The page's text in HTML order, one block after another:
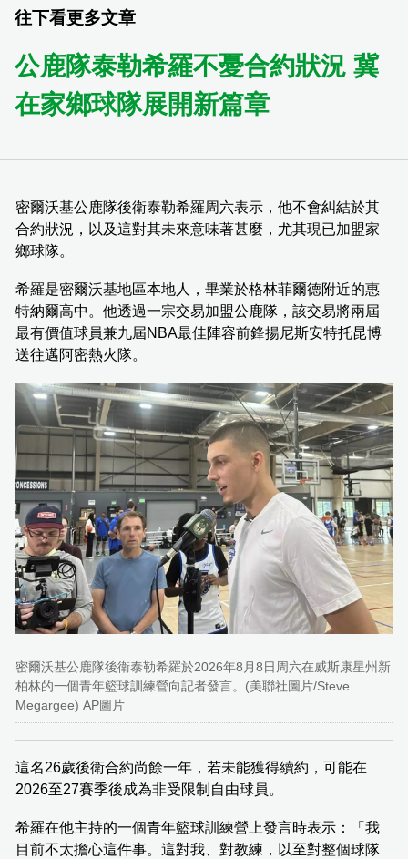
往下看更多文章
公鹿隊泰勒希羅不憂合約狀況 冀
在家鄉球隊展開新篇章
密爾沃基公鹿隊後衛泰勒希羅周六表示，他不會糾結於其
合約狀況，以及這對其未來意味著甚麼，尤其現已加盟家
鄉球隊。
希羅是密爾沃基地區本地人，畢業於格林菲爾德附近的惠
特納爾高中。他透過一宗交易加盟公鹿隊，該交易將兩屆
最有價值球員兼九屆NBA最佳陣容前鋒揚尼斯安特托昆博
送往邁阿密熱火隊。
密爾沃基公鹿隊後衛泰勒希羅於2026年8月8日周六在威斯康星州新
柏林的一個青年籃球訓練營向記者發言。(美聯社圖片/Steve
Megargee) AP圖片
這名26歲後衛合約尚餘一年，若未能獲得續約，可能在
2026至27賽季後成為非受限制自由球員。
希羅在他主持的一個青年籃球訓練營上發言時表示：「我
目前不太擔心這件事。這對我、對教練，以至對整個球隊